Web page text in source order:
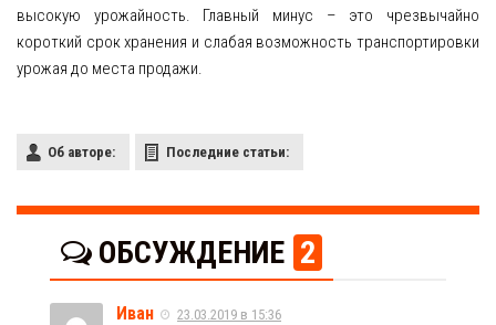
высокую урожайность. Главный минус – это чрезвычайно
короткий срок хранения и слабая возможность транспортировки
урожая до места продажи.
Об авторе: Последние статьи:
ОБСУЖДЕНИЕ 2
Иван
23.03.2019 в 15:36